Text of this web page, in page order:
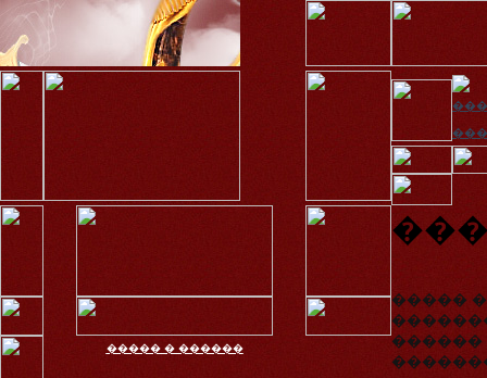
����� � ������
�����
������